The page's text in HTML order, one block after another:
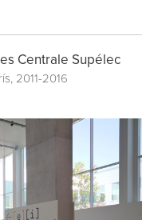
Centrale Supélec
2011-2016